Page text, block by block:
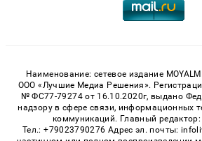
Наименование: сетевое издание
ООО «Лучшие Медиа Решения».
№ ФС77-79274 от 16.10.2020г, выдано
надзору в сфере связи, информационных
коммуникаций. Главный
Тел.: +79023790276 Адрес эл. почты: